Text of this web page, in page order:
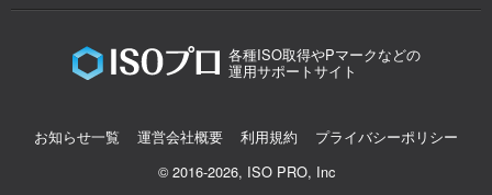
各種ISO取得やPマークなどの
運用サポートサイト
お知らせ一覧 運営会社概要 利用規約
プライバシーポリシー
© 2016-2026, ISO PRO, Inc